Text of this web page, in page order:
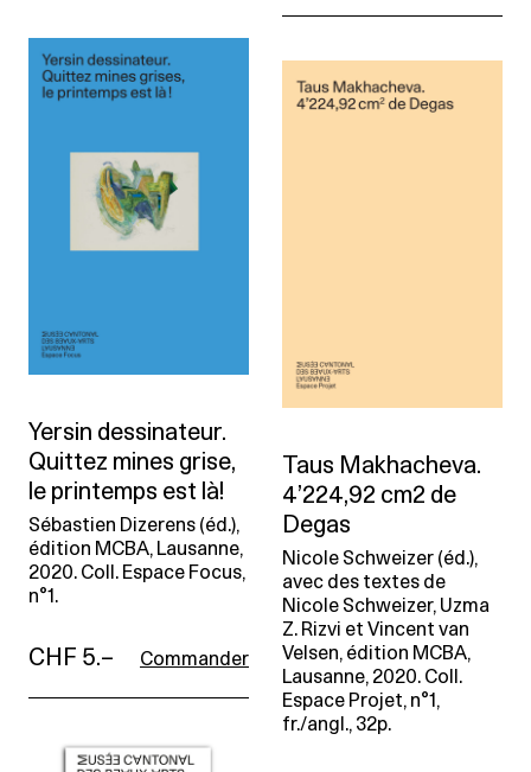
Yersin dessinateur.
Quittez mines grise,
le printemps est là!
Sébastien Dizerens (éd.),
édition MCBA, Lausanne,
2020. Coll. Espace Focus,
n°1.
CHF 5.– Commander
Taus Makhacheva.
4’224,92 cm2 de
Degas
Nicole Schweizer (éd.),
avec des textes de
Nicole Schweizer, Uzma
Z. Rizvi et Vincent van
Velsen, édition MCBA,
Lausanne, 2020. Coll.
Espace Projet, n°1,
fr./angl., 32p.